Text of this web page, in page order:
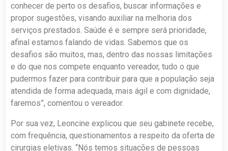
conhecer de perto os desafios, buscar informações e
propor sugestões, visando auxiliar na melhoria dos
serviços prestados. Saúde é e sempre será prioridade,
afinal estamos falando de vidas. Sabemos que os
desafios são muitos, mas, dentro das nossas limitações
e do que nos compete enquanto vereador, tudo o que
pudermos fazer para contribuir para que a população seja
atendida de forma adequada, mais ágil e com dignidade,
faremos”, comentou o vereador.
Por sua vez, Leoncine explicou que seu gabinete recebe,
com frequência, questionamentos a respeito da oferta de
cirurgias eletivas. “Nós temos situações de pessoas